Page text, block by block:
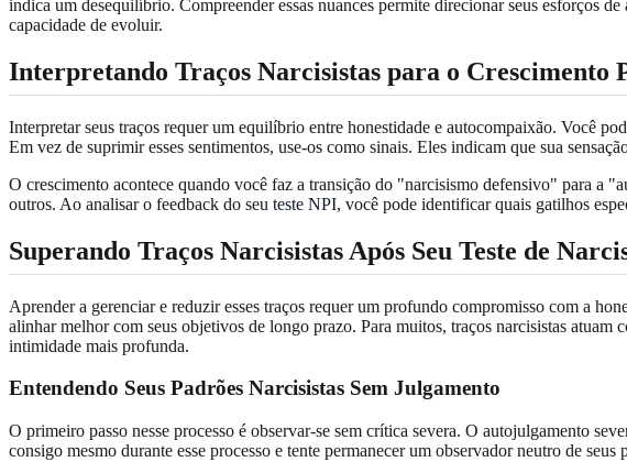
indica um desequilíbrio. Compreender essas nuances permite direcionar seus esforços
capacidade de evoluir.
Interpretando Traços Narcisistas para o Crescimento
Interpretar seus traços requer um equilíbrio entre honestidade e autocompaixão. Você
Em vez de suprimir esses sentimentos, use-os como sinais. Eles indicam que sua
O crescimento acontece quando você faz a transição do "narcisismo defensivo" para a
outros. Ao analisar o feedback do seu teste NPI, você pode identificar quais gatilhos
Superando Traços Narcisistas Após Seu Teste de
Aprender a gerenciar e reduzir esses traços requer um profundo compromisso com a
alinhar melhor com seus objetivos de longo prazo. Para muitos, traços narcisistas
intimidade mais profunda.
Entendendo Seus Padrões Narcisistas Sem Julgamento
O primeiro passo nesse processo é observar-se sem crítica severa. O autojulgamento
consigo mesmo durante esse processo e tente permanecer um observador neutro de seus